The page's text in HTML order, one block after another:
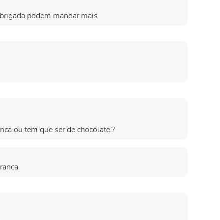
podem mandar mais
ou tem que ser de chocolate.?